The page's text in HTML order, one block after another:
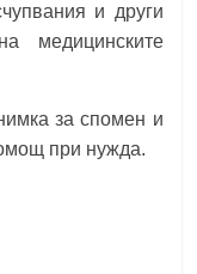
и други
медицинските
за спомен и
при нужда.